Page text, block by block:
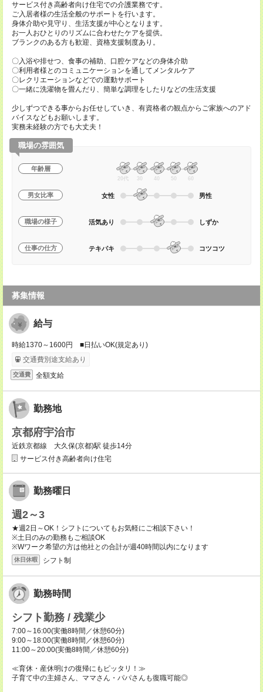
サービス付き高齢者向け住宅での介護業務です。
ご入居者様の生活全般のサポートを行います。
身体介助や見守り、生活支援が中心となります。
お一人おひとりのリズムに合わせたケアを提供。
ブランクのある方も歓迎、資格支援制度あり。
〇入浴や排せつ、食事の補助、口腔ケアなどの身体介助
〇利用者様とのコミュニケーションを通してメンタルケア
〇レクリエーションなどでの運動サポート
〇一緒に洗濯物を畳んだり、簡単な調理をしたりなどの生活支援
少しずつできる事からお任せしていき、有資格者の観点からご家族へのアド
バイスなどもお願いします。
実務未経験の方でも大丈夫！
職場の雰囲気
年齢層
20代 30 40 50 60
男女比率 女性 男性
職場の様子 活気あり しずか
仕事の仕方 テキパキ コツコツ
募集情報
給与
時給1370～1600円 ■日払いOK(規定あり)
交通費別途支給あり
交通費 全額支給
勤務地
京都府宇治市
近鉄京都線 大久保(京都)駅 徒歩14分
サービス付き高齢者向け住宅
勤務曜日
週2～3
★週2日～OK！シフトについてもお気軽にご相談下さい！
※土日のみの勤務もご相談OK
※Wワーク希望の方は他社との合計が週40時間以内になります
休日休暇 シフト制
勤務時間
シフト勤務 / 残業少
7:00～16:00(実働8時間／休憩60分)
9:00～18:00(実働8時間／休憩60分)
11:00～20:00(実働8時間／休憩60分)
≪育休・産休明けの復帰にもピッタリ！≫
子育て中の主婦さん、ママさん・パパさんも復職可能◎